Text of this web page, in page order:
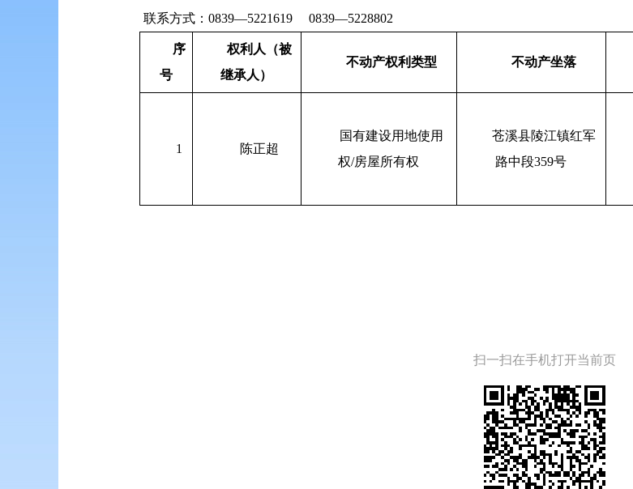
联系方式：0839—5221619 0839—5228802
序
号
权利人（被
继承人）
不动产权利类型 不动产坐落
1 陈正超
国有建设用地使用
权/房屋所有权
苍溪县陵江镇红军
路中段359号
扫一扫在手机打开当前页